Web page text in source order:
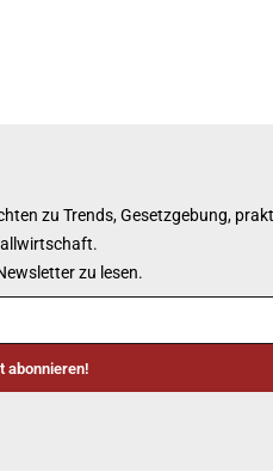
zu Trends, Gesetzgebung,
zu lesen.
abonnieren!